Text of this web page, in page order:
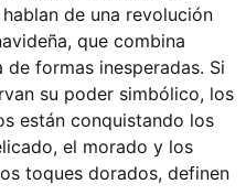
de una revolución
que combina
formas inesperadas. Si
su poder simbólico, los
están conquistando los
el morado y los
toques dorados, definen